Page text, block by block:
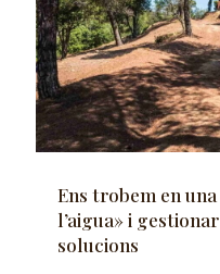
Ens trobem en
l’aigua» i
solucions